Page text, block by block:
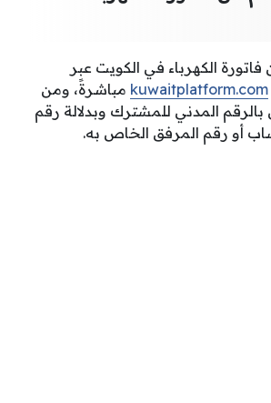
الكهرباء في الكويت عبر
kuwaitplatform.com مباشرةً، ومن
المدني للمشترك وبدلالة رقم
أو رقم المرفق الخاص به.